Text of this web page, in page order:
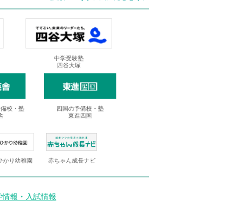
中学受験塾
四谷大塚
校・塾
四国の予備校・塾
東進四国
かり幼稚園 赤ちゃん成長ナビ
報・入試情報